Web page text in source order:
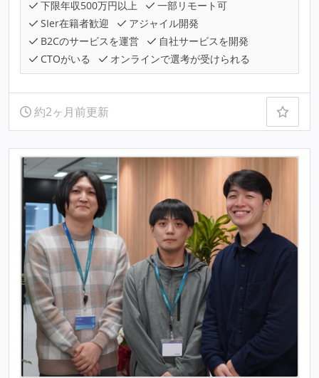
下限年収500万円以上
一部リモート可
SIer在籍者歓迎
アジャイル開発
B2Cのサービスを運営
自社サービスを開発
CTOがいる
オンラインで選考が受けられる
約2ヶ月前更新